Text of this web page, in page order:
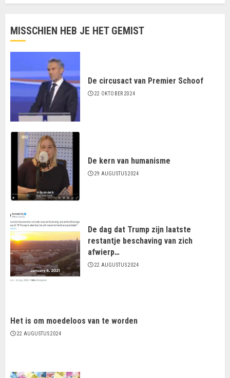
MISSCHIEN HEB JE HET GEMIST
De circusact van Premier Schoof
22 OKTOBER 2024
De kern van humanisme
29 AUGUSTUS 2024
De dag dat Trump zijn laatste
restantje beschaving van zich
afwierp…
22 AUGUSTUS 2024
Het is om moedeloos van te worden
22 AUGUSTUS 2024